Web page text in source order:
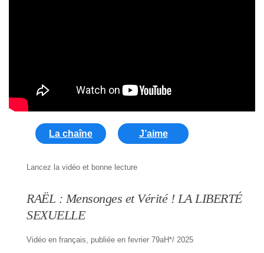
La chaîne J’aime
Lancez la vidéo et bonne lecture
RAËL : Mensonges et Vérité ! LA LIBERTÉ
SEXUELLE
Vidéo en français, publiée en fevrier 79aH*/ 2025